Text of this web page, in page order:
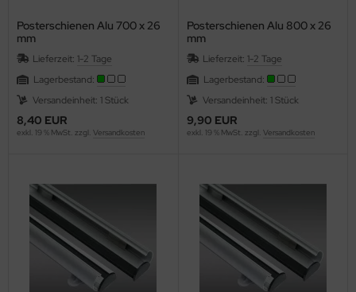
Posterschienen Alu 700 x 26
mm
Lieferzeit: 1-2 Tage
Lagerbestand:
Versandeinheit: 1 Stück
8,40 EUR
exkl. 19 % MwSt. zzgl. Versandkosten
Posterschienen Alu 800 x 26
mm
Lieferzeit: 1-2 Tage
Lagerbestand:
Versandeinheit: 1 Stück
9,90 EUR
exkl. 19 % MwSt. zzgl. Versandkosten
Labelstock Material